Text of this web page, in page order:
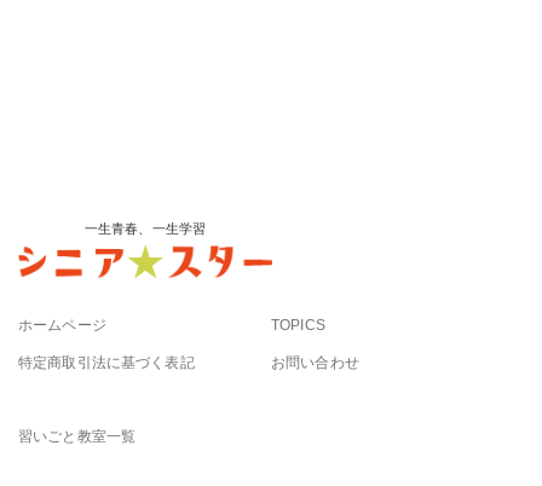
一生青春、一生学習
ホームページ
特定商取引法に基づく表記
TOPICS
お問い合わせ
習いごと教室一覧